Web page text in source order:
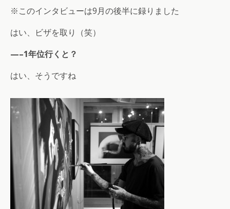
※このインタビューは9月の後半に録りました
はい、ビザを取り（笑）
—–1年位行くと？
はい、そうですね